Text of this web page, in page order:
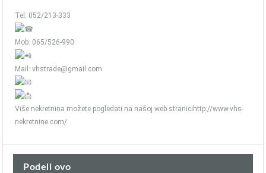
Tel: 052/213-333
Mob: 065/526-990
Mail: vhstrade@gmail.com
Više nekretnina možete pogledati na našoj web stranicihttp://www.vhs-
nekretnine.com/
Podeli ovo